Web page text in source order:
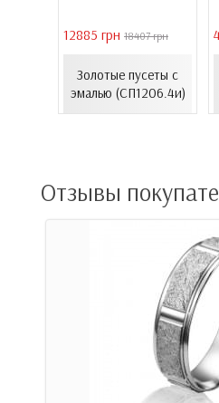
12885 грн 18407 грн
Золотые пусеты с
эмалью (СП1206.4и)
Отзывы